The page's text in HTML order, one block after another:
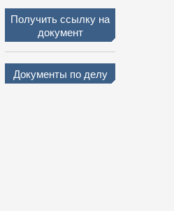
Получить ссылку на
документ
Документы по делу